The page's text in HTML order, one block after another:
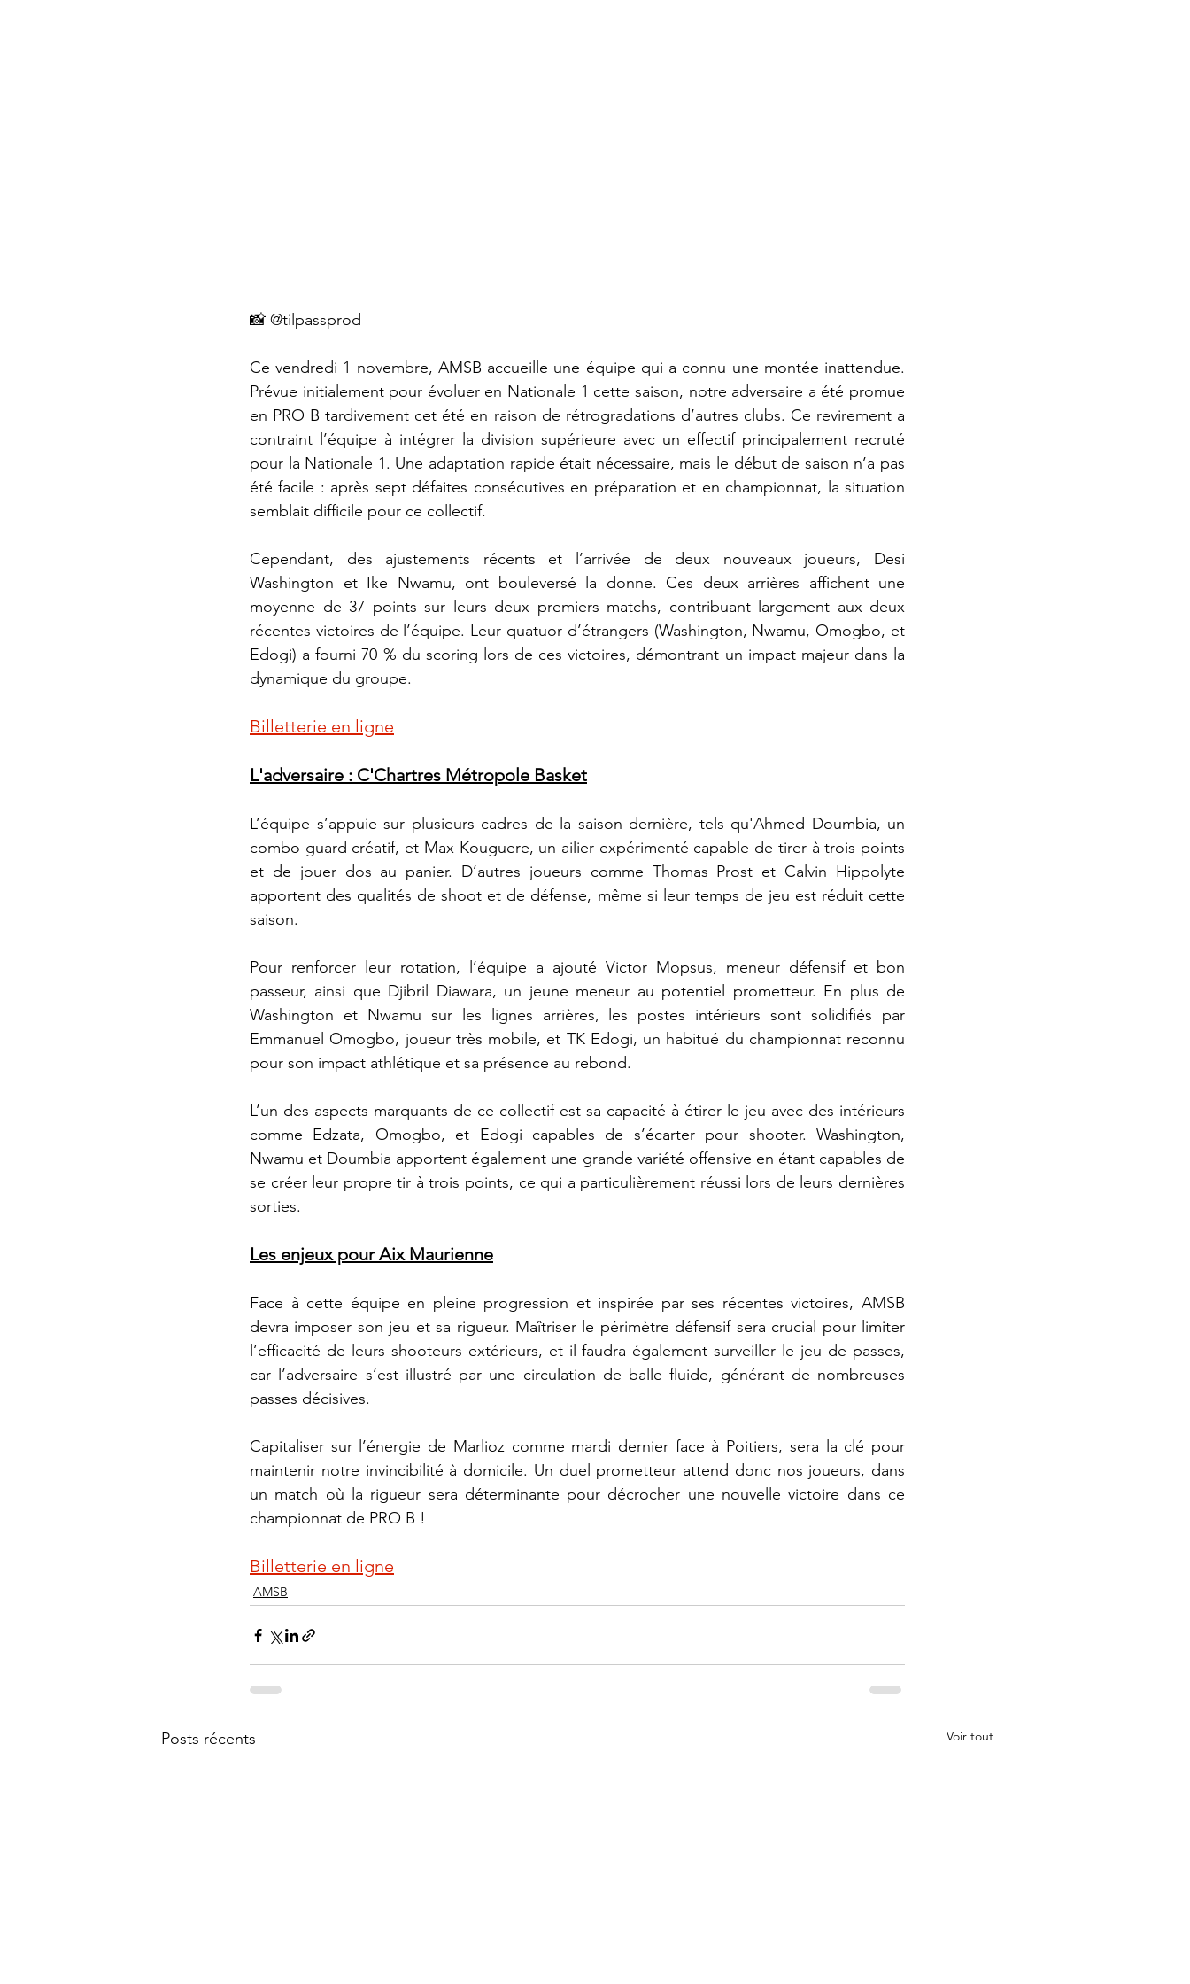
📸 @tilpassprod
Ce vendredi 1 novembre, AMSB accueille une équipe qui a connu une montée inattendue.
Prévue initialement pour évoluer en Nationale 1 cette saison, notre adversaire a été promue
en PRO B tardivement cet été en raison de rétrogradations d’autres clubs. Ce revirement a
contraint l’équipe à intégrer la division supérieure avec un effectif principalement recruté
pour la Nationale 1. Une adaptation rapide était nécessaire, mais le début de saison n’a pas
été facile : après sept défaites consécutives en préparation et en championnat, la situation
semblait difficile pour ce collectif.
Cependant, des ajustements récents et l’arrivée de deux nouveaux joueurs, Desi
Washington et Ike Nwamu, ont bouleversé la donne. Ces deux arrières affichent une
moyenne de 37 points sur leurs deux premiers matchs, contribuant largement aux deux
récentes victoires de l’équipe. Leur quatuor d’étrangers (Washington, Nwamu, Omogbo, et
Edogi) a fourni 70 % du scoring lors de ces victoires, démontrant un impact majeur dans la
dynamique du groupe.
Billetterie en ligne
L'adversaire : C'Chartres Métropole Basket
L’équipe s’appuie sur plusieurs cadres de la saison dernière, tels qu'Ahmed Doumbia, un
combo guard créatif, et Max Kouguere, un ailier expérimenté capable de tirer à trois points
et de jouer dos au panier. D’autres joueurs comme Thomas Prost et Calvin Hippolyte
apportent des qualités de shoot et de défense, même si leur temps de jeu est réduit cette
saison.
Pour renforcer leur rotation, l’équipe a ajouté Victor Mopsus, meneur défensif et bon
passeur, ainsi que Djibril Diawara, un jeune meneur au potentiel prometteur. En plus de
Washington et Nwamu sur les lignes arrières, les postes intérieurs sont solidifiés par
Emmanuel Omogbo, joueur très mobile, et TK Edogi, un habitué du championnat reconnu
pour son impact athlétique et sa présence au rebond.
L’un des aspects marquants de ce collectif est sa capacité à étirer le jeu avec des intérieurs
comme Edzata, Omogbo, et Edogi capables de s’écarter pour shooter. Washington,
Nwamu et Doumbia apportent également une grande variété offensive en étant capables de
se créer leur propre tir à trois points, ce qui a particulièrement réussi lors de leurs dernières
sorties.
Les enjeux pour Aix Maurienne
Face à cette équipe en pleine progression et inspirée par ses récentes victoires, AMSB
devra imposer son jeu et sa rigueur. Maîtriser le périmètre défensif sera crucial pour limiter
l’efficacité de leurs shooteurs extérieurs, et il faudra également surveiller le jeu de passes,
car l’adversaire s’est illustré par une circulation de balle fluide, générant de nombreuses
passes décisives.
Capitaliser sur l’énergie de Marlioz comme mardi dernier face à Poitiers, sera la clé pour
maintenir notre invincibilité à domicile. Un duel prometteur attend donc nos joueurs, dans
un match où la rigueur sera déterminante pour décrocher une nouvelle victoire dans ce
championnat de PRO B !
Billetterie en ligne
AMSB
Posts récents Voir tout